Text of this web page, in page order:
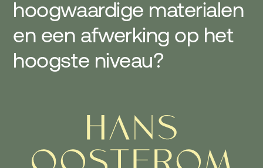
hoogwaardige materialen
en een afwerking op het
hoogste niveau?